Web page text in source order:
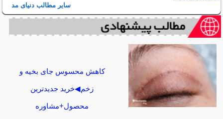
سایر مطالب دنیای مد
کاهش محسوس جای بخیه و
زخم◀خرید جدیدترین
محصول+مشاوره